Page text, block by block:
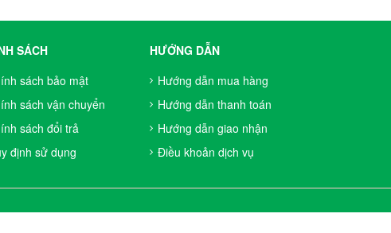
SÁCH
sách bảo mật
sách vận chuyển
sách đổi trả
định sử dụng
HƯỚNG DẪN
Hướng dẫn mua hàng
Hướng dẫn thanh toán
Hướng dẫn giao nhận
Điều khoản dịch vụ